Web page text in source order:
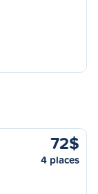
72$
4 places